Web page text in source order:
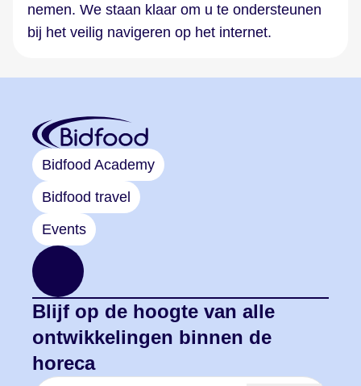
nemen. We staan klaar om u te ondersteunen
bij het veilig navigeren op het internet.
Bidfood Academy
Bidfood travel
Events
Blijf op de hoogte van alle
ontwikkelingen binnen de
horeca